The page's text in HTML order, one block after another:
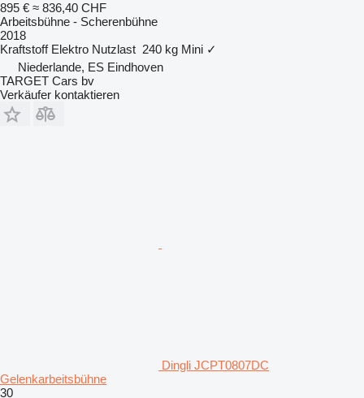
895 € ≈ 836,40 CHF
Arbeitsbühne - Scherenbühne
2018
Kraftstoff Elektro Nutzlast 240 kg Mini ✓
Niederlande, ES Eindhoven
TARGET Cars bv
Verkäufer kontaktieren
Dingli JCPT0807DC
Gelenkarbeitsbühne
30